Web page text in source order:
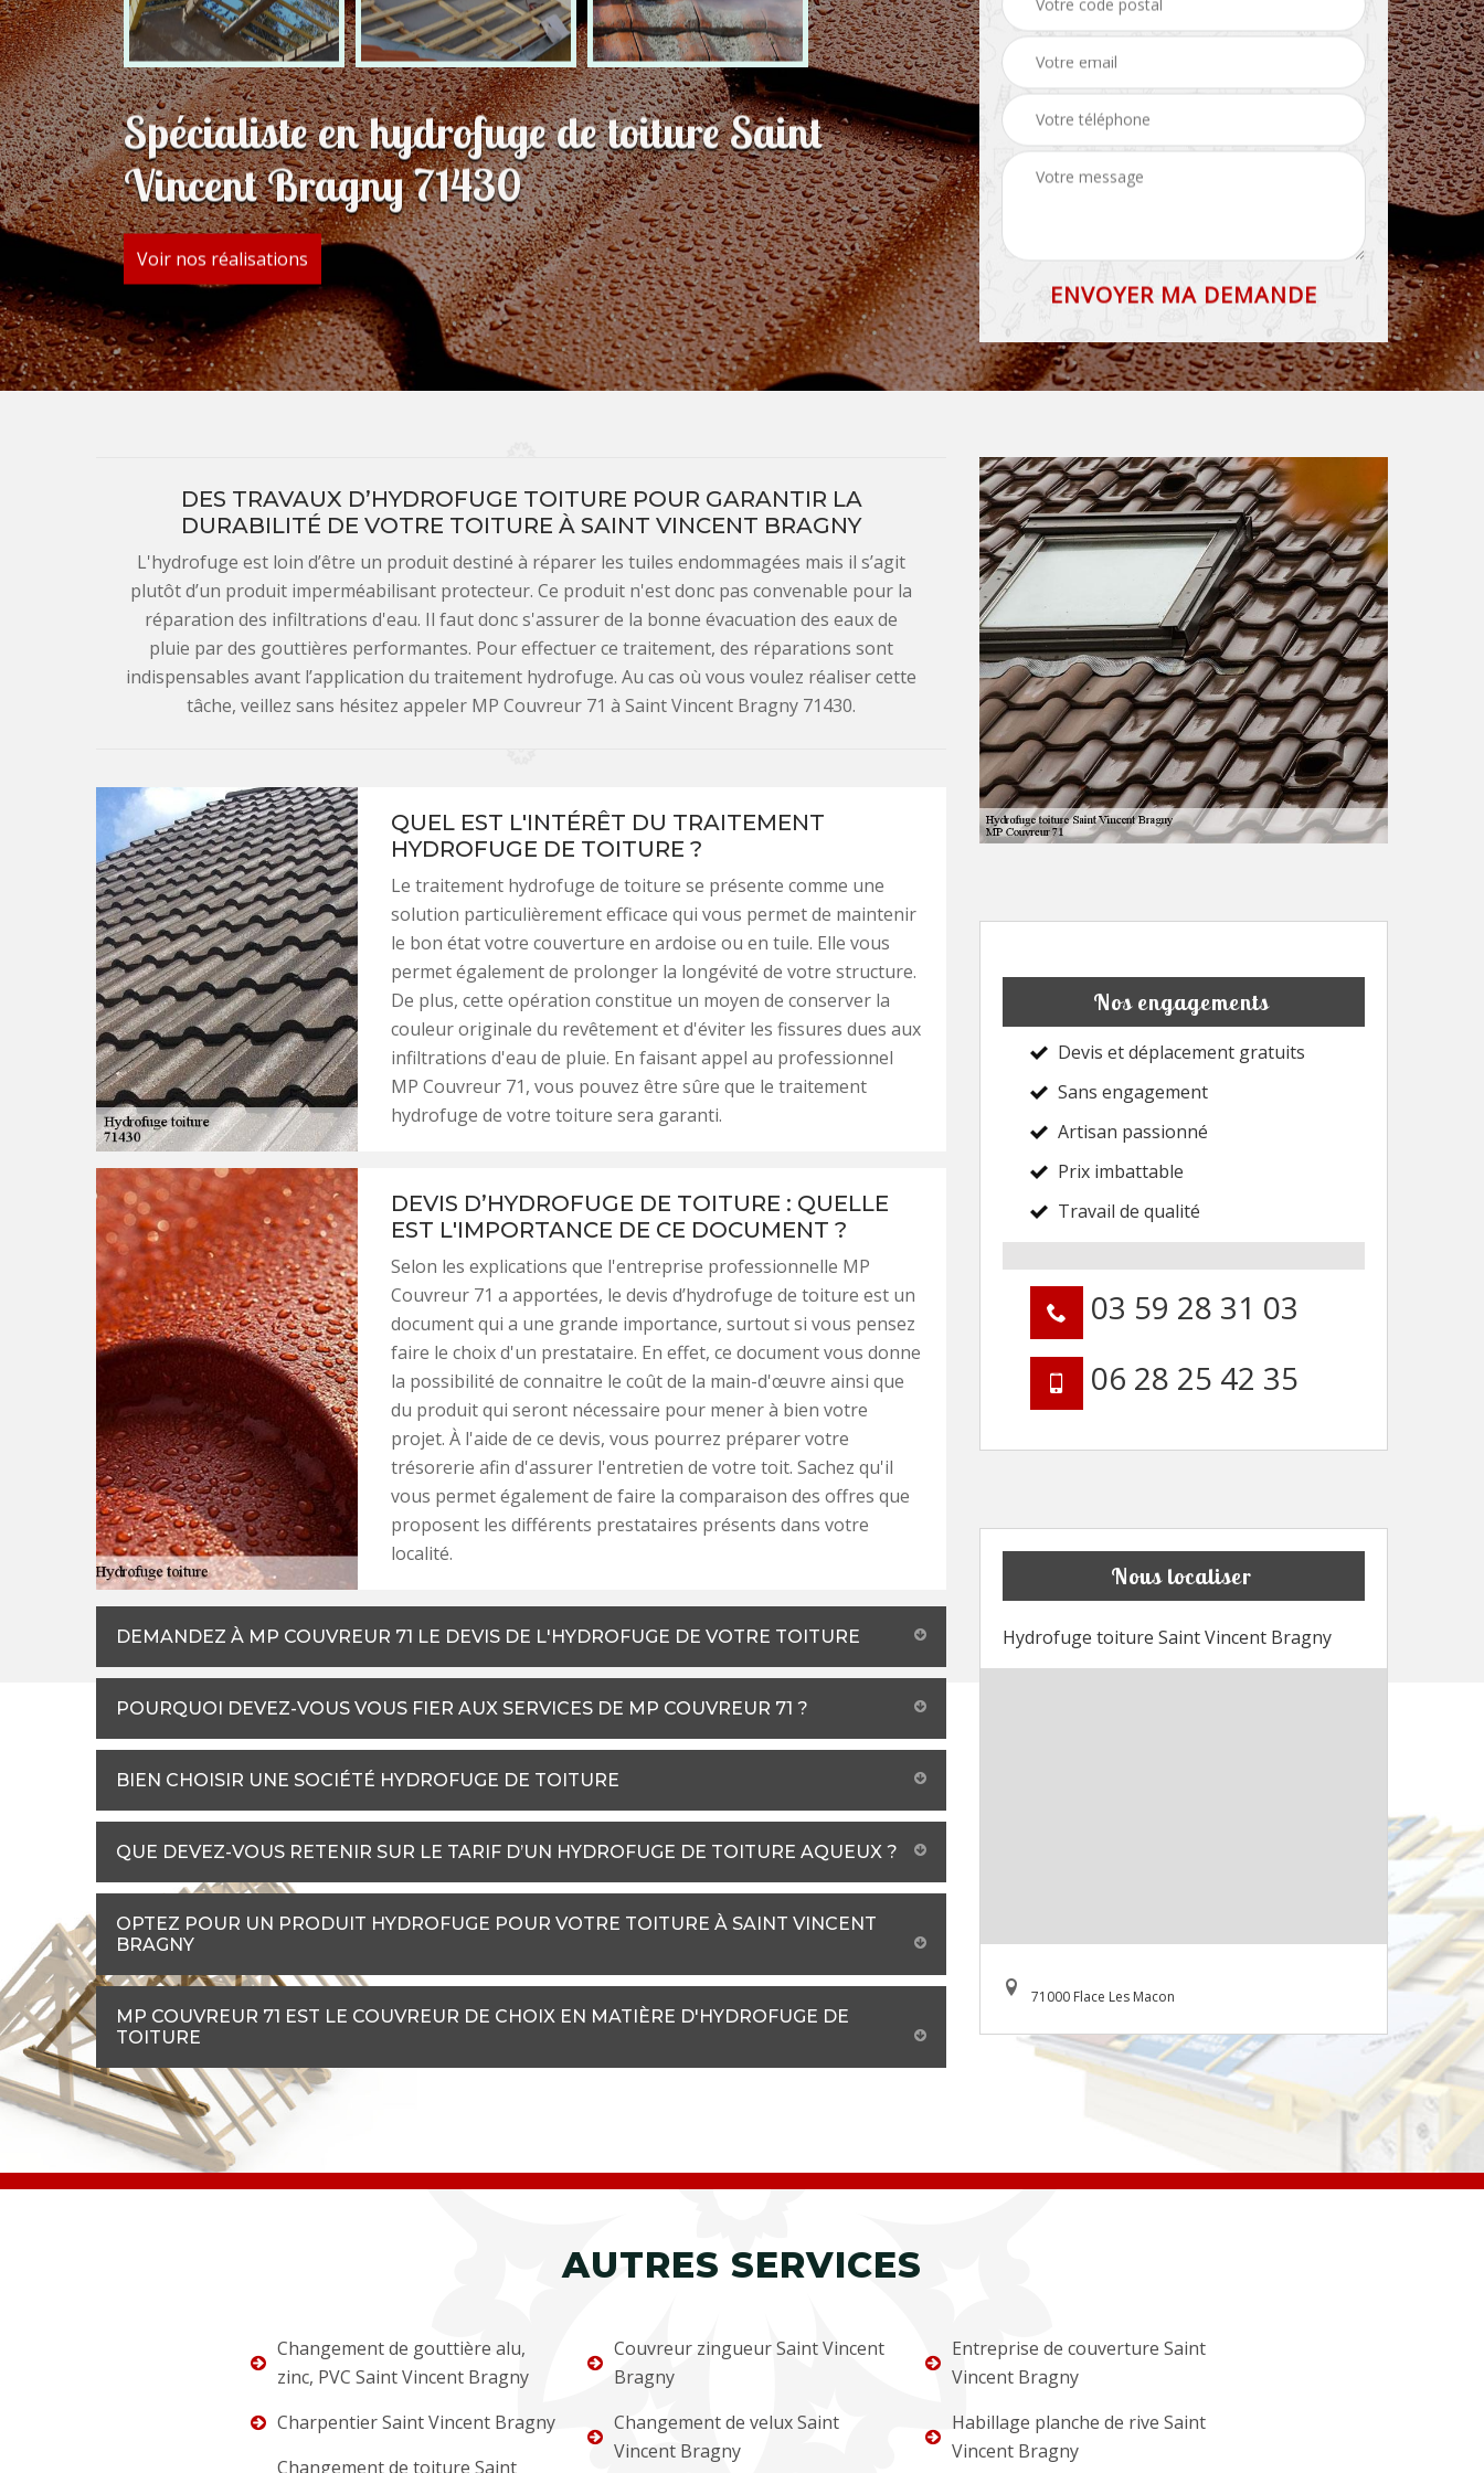
Spécialiste en hydrofuge de toiture Saint
Vincent Bragny 71430
Voir nos réalisations
DES TRAVAUX D’HYDROFUGE TOITURE POUR GARANTIR LA
DURABILITÉ DE VOTRE TOITURE À SAINT VINCENT BRAGNY
L'hydrofuge est loin d’être un produit destiné à réparer les tuiles endommagées mais il s’agit
plutôt d’un produit imperméabilisant protecteur. Ce produit n'est donc pas convenable pour la
réparation des infiltrations d'eau. Il faut donc s'assurer de la bonne évacuation des eaux de
pluie par des gouttières performantes. Pour effectuer ce traitement, des réparations sont
indispensables avant l’application du traitement hydrofuge. Au cas où vous voulez réaliser cette
tâche, veillez sans hésitez appeler MP Couvreur 71 à Saint Vincent Bragny 71430.
QUEL EST L'INTÉRÊT DU TRAITEMENT
HYDROFUGE DE TOITURE ?
Le traitement hydrofuge de toiture se présente comme une
solution particulièrement efficace qui vous permet de maintenir
le bon état votre couverture en ardoise ou en tuile. Elle vous
permet également de prolonger la longévité de votre structure.
De plus, cette opération constitue un moyen de conserver la
couleur originale du revêtement et d'éviter les fissures dues aux
infiltrations d'eau de pluie. En faisant appel au professionnel
MP Couvreur 71, vous pouvez être sûre que le traitement
hydrofuge de votre toiture sera garanti.
DEVIS D’HYDROFUGE DE TOITURE : QUELLE
EST L'IMPORTANCE DE CE DOCUMENT ?
Selon les explications que l'entreprise professionnelle MP
Couvreur 71 a apportées, le devis d’hydrofuge de toiture est un
document qui a une grande importance, surtout si vous pensez
faire le choix d'un prestataire. En effet, ce document vous donne
la possibilité de connaitre le coût de la main-d'œuvre ainsi que
du produit qui seront nécessaire pour mener à bien votre
projet. À l'aide de ce devis, vous pourrez préparer votre
trésorerie afin d'assurer l'entretien de votre toit. Sachez qu'il
vous permet également de faire la comparaison des offres que
proposent les différents prestataires présents dans votre
localité.
DEMANDEZ À MP COUVREUR 71 LE DEVIS DE L'HYDROFUGE DE VOTRE TOITURE
POURQUOI DEVEZ-VOUS VOUS FIER AUX SERVICES DE MP COUVREUR 71 ?
BIEN CHOISIR UNE SOCIÉTÉ HYDROFUGE DE TOITURE
QUE DEVEZ-VOUS RETENIR SUR LE TARIF D’UN HYDROFUGE DE TOITURE AQUEUX ?
OPTEZ POUR UN PRODUIT HYDROFUGE POUR VOTRE TOITURE À SAINT VINCENT
BRAGNY
MP COUVREUR 71 EST LE COUVREUR DE CHOIX EN MATIÈRE D'HYDROFUGE DE
TOITURE
Nos engagements
Devis et déplacement gratuits
Sans engagement
Artisan passionné
Prix imbattable
Travail de qualité
03 59 28 31 03
06 28 25 42 35
Nous localiser
Hydrofuge toiture Saint Vincent Bragny
71000 Flace Les Macon
AUTRES SERVICES
Changement de gouttière alu,
zinc, PVC Saint Vincent Bragny
Charpentier Saint Vincent Bragny
Changement de toiture Saint
Couvreur zingueur Saint Vincent
Bragny
Changement de velux Saint
Vincent Bragny
Entreprise de couverture Saint
Vincent Bragny
Habillage planche de rive Saint
Vincent Bragny